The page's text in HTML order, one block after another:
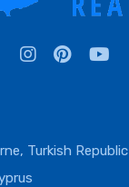
Turkish Republic